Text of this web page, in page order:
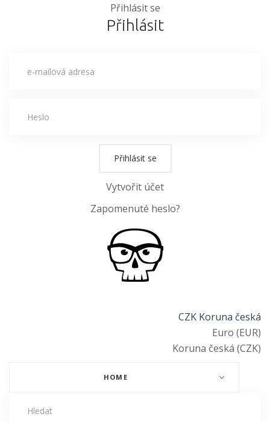
Přihlásit se
Přihlásit
Přihlásit se
Vytvořit účet
Zapomenuté heslo?
CZK Koruna česká
Euro (EUR)
Koruna česká (CZK)
HOME